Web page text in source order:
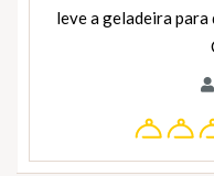
leve a geladeira para